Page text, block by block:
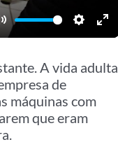
Mute
A vida adulta
de
máquinas com
que eram